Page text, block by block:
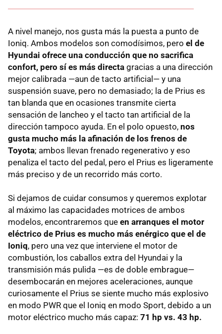
A nivel manejo, nos gusta más la puesta a punto de
Ioniq. Ambos modelos son comodísimos, pero el de
Hyundai ofrece una conducción que no sacrifica
confort, pero sí es más directa gracias a una dirección
mejor calibrada —aun de tacto artificial— y una
suspensión suave, pero no demasiado; la de Prius es
tan blanda que en ocasiones transmite cierta
sensación de lancheo y el tacto tan artificial de la
dirección tampoco ayuda. En el polo opuesto, nos
gusta mucho más la afinación de los frenos de
Toyota; ambos llevan frenado regenerativo y eso
penaliza el tacto del pedal, pero el Prius es ligeramente
más preciso y de un recorrido más corto.
Si dejamos de cuidar consumos y queremos explotar
al máximo las capacidades motrices de ambos
modelos, encontraremos que en arranques el motor
eléctrico de Prius es mucho más enérgico que el de
Ioniq, pero una vez que interviene el motor de
combustión, los caballos extra del Hyundai y la
transmisión más pulida —es de doble embrague—
desembocarán en mejores aceleraciones, aunque
curiosamente el Prius se siente mucho más explosivo
en modo PWR que el Ioniq en modo Sport, debido a un
motor eléctrico mucho más capaz: 71 hp vs. 43 hp.